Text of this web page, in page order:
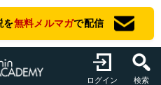
を無料メルマガで配信
ログイン 検索